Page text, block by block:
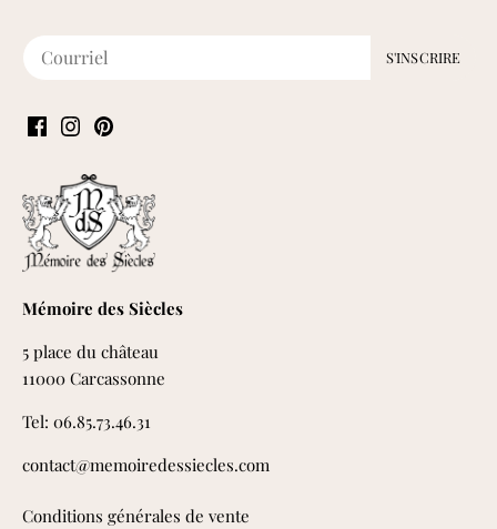
Mémoire des Siècles
5 place du château
11000 Carcassonne
Tel: 06.85.73.46.31
contact@memoiredessiecles.com
Conditions générales de vente